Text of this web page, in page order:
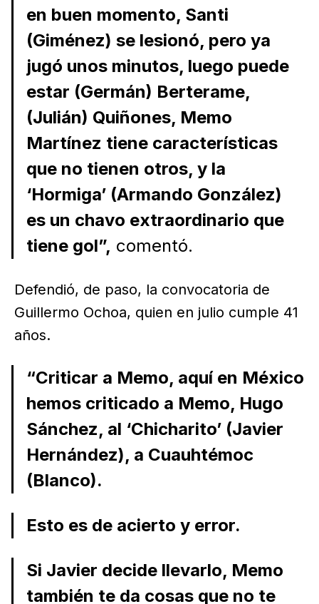
en buen momento, Santi
(Giménez) se lesionó, pero ya
jugó unos minutos, luego puede
estar (Germán) Berterame,
(Julián) Quiñones, Memo
Martínez tiene características
que no tienen otros, y la
‘Hormiga’ (Armando González)
es un chavo extraordinario que
tiene gol”, comentó.
Defendió, de paso, la convocatoria de
Guillermo Ochoa, quien en julio cumple 41
años.
“Criticar a Memo, aquí en México
hemos criticado a Memo, Hugo
Sánchez, al ‘Chicharito’ (Javier
Hernández), a Cuauhtémoc
(Blanco).
Esto es de acierto y error.
Si Javier decide llevarlo, Memo
también te da cosas que no te